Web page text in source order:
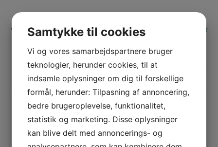
LÆS MERE
Vores pris: KR
TILFØJ TIL KURV
TEXI WALKER – PIPING – 7/32” – 5.56MM (SI-291G)
Samtykke til cookies
Vi og vores samarbejdspartnere bruger
teknologier, herunder cookies, til at
indsamle oplysninger om dig til forskellige
formål, herunder: Tilpasning af annoncering,
bedre brugeroplevelse, funktionalitet,
statistik og marketing. Disse oplysninger
kan blive delt med annoncerings- og